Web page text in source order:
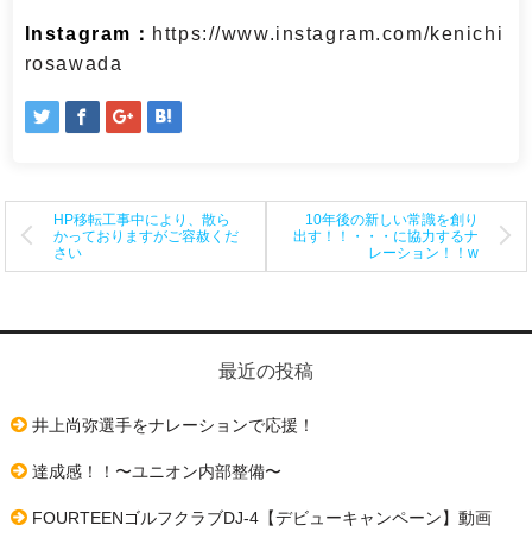
Instagram： https://www.instagram.com/kenichi
rosawada
稿
ー
シ
ョ
HP移転工事中により、散ら
かっておりますがご容赦くだ
さい
10年後の新しい常識を創り
出す！！・・・に協力するナ
レーション！！w
最近の投稿
井上尚弥選手をナレーションで応援！
達成感！！〜ユニオン内部整備〜
FOURTEENゴルフクラブDJ-4【デビューキャンペーン】動画